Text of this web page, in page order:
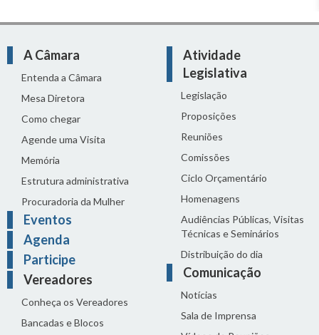
A Câmara
Entenda a Câmara
Mesa Diretora
Como chegar
Agende uma Visita
Memória
Estrutura administrativa
Procuradoria da Mulher
Eventos
Agenda
Participe
Vereadores
Conheça os Vereadores
Bancadas e Blocos
Atividade
Legislativa
Legislação
Proposições
Reuniões
Comissões
Ciclo Orçamentário
Homenagens
Audiências Públicas, Visitas
Técnicas e Seminários
Distribuição do dia
Comunicação
Notícias
Sala de Imprensa